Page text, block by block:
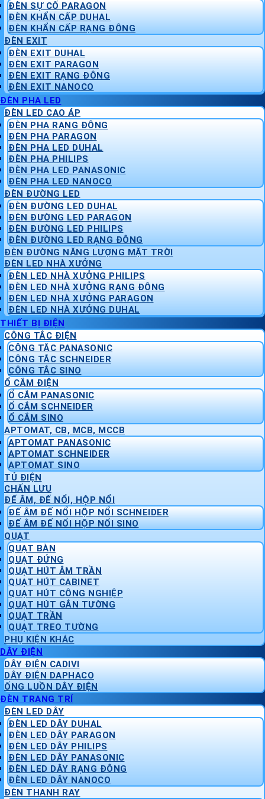
ĐÈN SỰ CỐ PARAGON
ĐÈN KHẨN CẤP DUHAL
ĐÈN KHẨN CẤP RẠNG ĐÔNG
ĐÈN EXIT
ĐÈN EXIT DUHAL
ĐÈN EXIT PARAGON
ĐÈN EXIT RẠNG ĐÔNG
ĐÈN EXIT NANOCO
ĐÈN PHA LED
ĐÈN LED CAO ÁP
ĐÈN PHA RẠNG ĐÔNG
ĐÈN PHA PARAGON
ĐÈN PHA LED DUHAL
ĐÈN PHA PHILIPS
ĐÈN PHA LED PANASONIC
ĐÈN PHA LED NANOCO
ĐÈN ĐƯỜNG LED
ĐÈN ĐƯỜNG LED DUHAL
ĐÈN ĐƯỜNG LED PARAGON
ĐÈN ĐƯỜNG LED PHILIPS
ĐÈN ĐƯỜNG LED RẠNG ĐÔNG
ĐÈN ĐƯỜNG NĂNG LƯỢNG MẶT TRỜI
ĐÈN LED NHÀ XƯỞNG
ĐÈN LED NHÀ XƯỞNG PHILIPS
ĐÈN LED NHÀ XƯỞNG RẠNG ĐÔNG
ĐÈN LED NHÀ XƯỞNG PARAGON
ĐÈN LED NHÀ XƯỞNG DUHAL
THIẾT BỊ ĐIỆN
CÔNG TẮC ĐIỆN
CÔNG TẮC PANASONIC
CÔNG TẮC SCHNEIDER
CÔNG TẮC SINO
Ổ CẮM ĐIỆN
Ổ CẮM PANASONIC
Ổ CẮM SCHNEIDER
Ổ CẮM SINO
APTOMAT, CB, MCB, MCCB
APTOMAT PANASONIC
APTOMAT SCHNEIDER
APTOMAT SINO
TỦ ĐIỆN
CHẤN LƯU
ĐẾ ÂM, ĐẾ NỔI, HỘP NỔI
ĐẾ ÂM ĐẾ NỔI HỘP NỔI SCHNEIDER
ĐẾ ÂM ĐẾ NỔI HỘP NỔI SINO
QUẠT
QUẠT BÀN
QUẠT ĐỨNG
QUẠT HÚT ÂM TRẦN
QUẠT HÚT CABINET
QUẠT HÚT CÔNG NGHIỆP
QUẠT HÚT GẮN TƯỜNG
QUẠT TRẦN
QUẠT TREO TƯỜNG
PHỤ KIỆN KHÁC
DÂY ĐIỆN
DÂY ĐIỆN CADIVI
DÂY ĐIỆN DAPHACO
ỐNG LUỒN DÂY ĐIỆN
ĐÈN TRANG TRÍ
ĐÈN LED DÂY
ĐÈN LED DÂY DUHAL
ĐÈN LED DÂY PARAGON
ĐÈN LED DÂY PHILIPS
ĐÈN LED DÂY PANASONIC
ĐÈN LED DÂY RẠNG ĐÔNG
ĐÈN LED DÂY NANOCO
ĐÈN THANH RAY